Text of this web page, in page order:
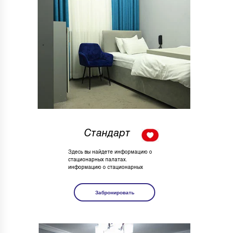
Здесь вы найдете информацию о
стационарных палатах.
информацию о стационарных
Забронировать
Стандарт